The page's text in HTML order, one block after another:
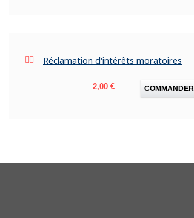
Réclamation d'intérêts moratoires
Prix
2,00 € COMMANDER